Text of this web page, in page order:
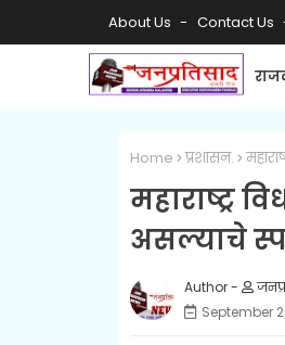
About Us Contact Us
Home प्रशासन.
महाराष्ट्र
असल्याचे
September